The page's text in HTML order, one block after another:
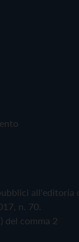
all'editoria
n. 70.
del comma 2